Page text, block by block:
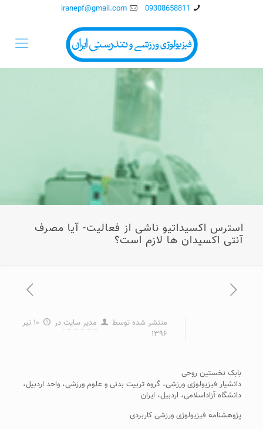
09308658811
iranepf@gmail.com
استرس اکسیداتیو ناشی از فعالیت- آیا مصرف
آنتی اکسیدان ها لازم است؟
منتشر شده توسط مدیر سایت در
۱۰ تیر
۱۳۹۶
بابک نخستین روحی
دانشیار فیزیولوژی ورزشی، گروه تربیت بدنی و علوم ورزشی، واحد اردبیل،
دانشگاه آزاداسلامی، اردبیل، ایران
پژوهشنامه فیزیولوژی ورزشی کاربردی